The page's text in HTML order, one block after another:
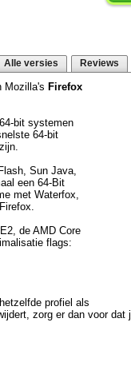
Alle versies Reviews
Mozilla's Firefox
bit systemen
64-bit
Sun Java,
een 64-Bit
met Waterfox,
de AMD Core
flags:
profiel als
zorg er dan voor